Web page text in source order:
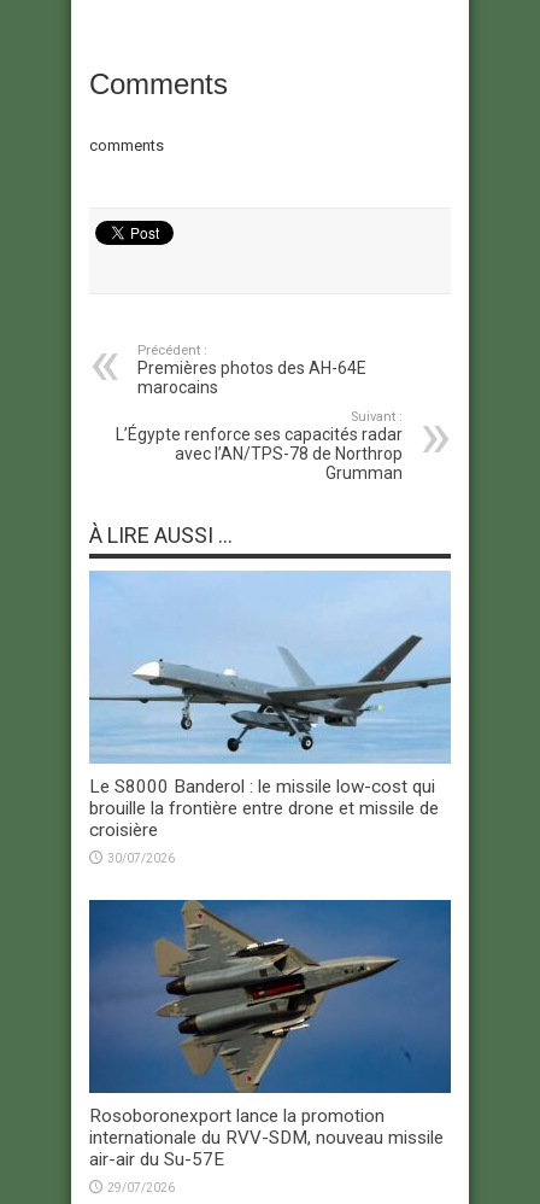
Comments
comments
Précédent :
Premières photos des AH-64E
marocains
Suivant :
L’Égypte renforce ses capacités radar
avec l’AN/TPS-78 de Northrop
Grumman
À LIRE AUSSI ...
Le S8000 Banderol : le missile low-cost qui
brouille la frontière entre drone et missile de
croisière
30/07/2026
Rosoboronexport lance la promotion
internationale du RVV-SDM, nouveau missile
air-air du Su-57E
29/07/2026